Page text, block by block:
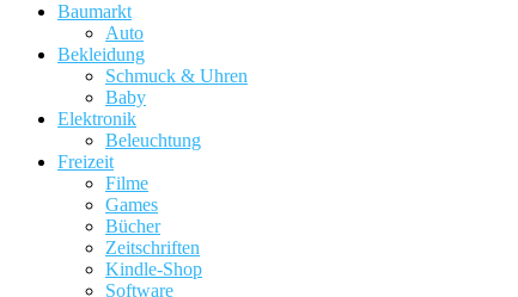
Baumarkt
Auto
Bekleidung
Schmuck & Uhren
Baby
Elektronik
Beleuchtung
Freizeit
Filme
Games
Bücher
Zeitschriften
Kindle-Shop
Software